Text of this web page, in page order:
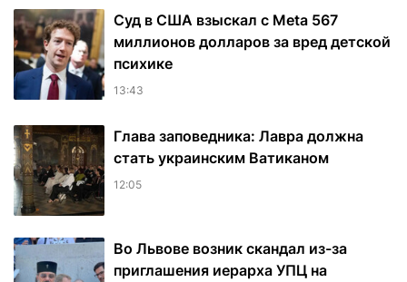
Суд в США взыскал с Meta 567
миллионов долларов за вред детской
психике
13:43
Глава заповедника: Лавра должна
стать украинским Ватиканом
12:05
Во Львове возник скандал из-за
приглашения иерарха УПЦ на